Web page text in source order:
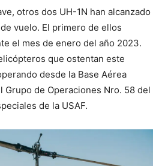
otros dos UH-1N han alcanzado
vuelo. El primero de ellos
el mes de enero del año 2023.
que ostentan este
desde la Base Aérea
de Operaciones Nro. 58 del
de la USAF.